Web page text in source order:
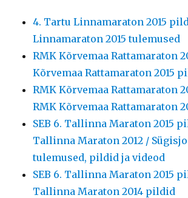
4. Tartu Linnamaraton 2015
Linnamaraton 2015 tulemused
RMK Kõrvemaa Rattamaraton
Kõrvemaa Rattamaraton 2015
RMK Kõrvemaa Rattamaraton
RMK Kõrvemaa Rattamaraton
SEB 6. Tallinna Maraton 2015
Tallinna Maraton 2012 /
tulemused, pildid ja videod
SEB 6. Tallinna Maraton 2015
Tallinna Maraton 2014 pildid